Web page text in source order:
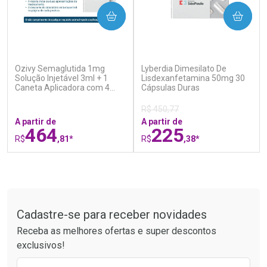
Ativar Desconto
Por R$ 52,64/cada
Comprar sem Desconto
Ativar Desconto
Comprar sem Desconto
Por R$ 37,25/cada
Comprar sem Desconto
Ozivy Semaglutida 1mg
Solução Injetável 3ml + 1
Caneta Aplicadora com 4
A partir de
R$464,81*
COMPRAR
Lyberdia Dimesilato De
Lisdexanfetamina 50mg 30
Cápsulas Duras
R$ 450,77
A partir de
R$225,38*
COMPRAR
Cadastre-se para receber novidades
Receba as melhores ofertas e super descontos
exclusivos!